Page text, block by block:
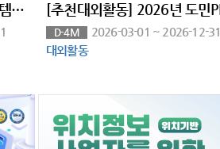
[Telechips, 넥스트칩] AI 시스템반도체 설계(2기)(구 하만 세미콘아카데미, 팹리스협회회원사 채용연계과정)
D-4M
2026-03-01 ~ 2026-12-31
대외활동